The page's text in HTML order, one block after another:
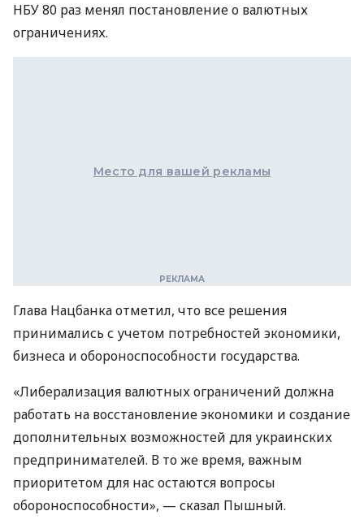
НБУ 80 раз менял постановление о валютных
ограничениях.
Место для вашей рекламы
Глава Нацбанка отметил, что все решения
принимались с учетом потребностей экономики,
бизнеса и обороноспособности государства.
«Либерализация валютных ограничений должна
работать на восстановление экономики и создание
дополнительных возможностей для украинских
предпринимателей. В то же время, важным
приоритетом для нас остаются вопросы
обороноспособности», — сказал Пышный.